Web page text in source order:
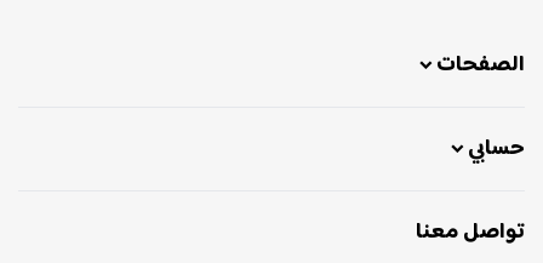
الصفحات
حسابي
تواصل معنا